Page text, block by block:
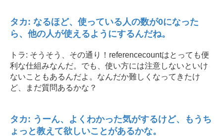
タカ: なるほど、使っている人の数が0になった
ら、他の人が使えるようにするんだね。
トラ: そうそう、その通り！referencecountはとっても便
利な仕組みなんだ。でも、使い方には注意しないといけ
ないこともあるんだよ。なんだか難しくなってきたけ
ど、まだ質問あるかな？
タカ: うーん、よくわかった気がするけど、もうち
ょっと教えて欲しいことがあるかな。